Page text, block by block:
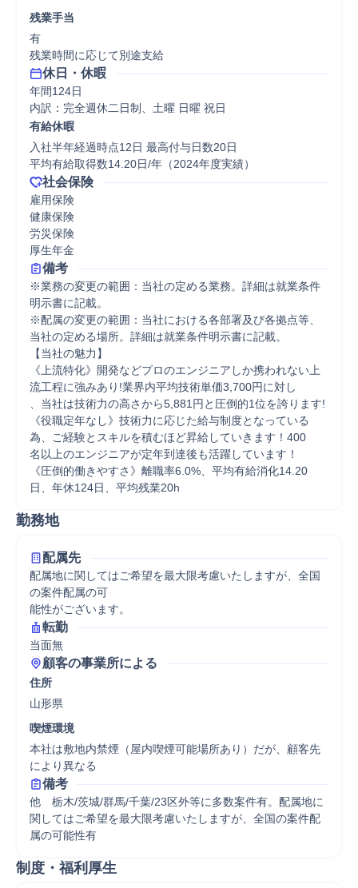
残業手当
有
残業時間に応じて別途支給
休日・休暇
年間124日
内訳：完全週休二日制、土曜 日曜 祝日
有給休暇
入社半年経過時点12日 最高付与日数20日
平均有給取得数14.20日/年（2024年度実績）
社会保険
雇用保険
健康保険
労災保険
厚生年金
備考
※業務の変更の範囲：当社の定める業務。詳細は就業条件
明示書に記載。
※配属の変更の範囲：当社における各部署及び各拠点等、
当社の定める場所。詳細は就業条件明示書に記載。
【当社の魅力】
《上流特化》開発などプロのエンジニアしか携われない上
流工程に強みあり!業界内平均技術単価3,700円に対し
、当社は技術力の高さから5,881円と圧倒的1位を誇ります!
《役職定年なし》技術力に応じた給与制度となっている
為、ご経験とスキルを積むほど昇給していきます！400
名以上のエンジニアが定年到達後も活躍しています！
《圧倒的働きやすさ》離職率6.0%、平均有給消化14.20
日、年休124日、平均残業20h
勤務地
配属先
配属地に関してはご希望を最大限考慮いたしますが、全国
の案件配属の可
能性がございます。
転勤
当面無
顧客の事業所による
住所
山形県
喫煙環境
本社は敷地内禁煙（屋内喫煙可能場所あり）だが、顧客先
により異なる
備考
他　栃木/茨城/群馬/千葉/23区外等に多数案件有。配属地に
関してはご希望を最大限考慮いたしますが、全国の案件配
属の可能性有
制度・福利厚生